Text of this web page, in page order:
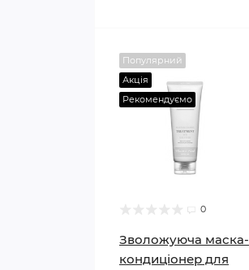
Популярний
Акція
Рекомендуємо
0
Зволожуюча маска-
кондиціонер для